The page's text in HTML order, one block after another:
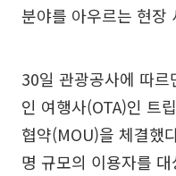
분야를 아우르는 현장
30일 관광공사에 따
인 여행사(OTA)인 트
협약(MOU)을 체결했
명 규모의 이용자를